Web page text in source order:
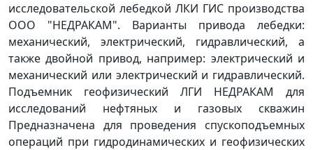
исследовательской лебедкой ЛКИ ГИС производства
ООО "НЕДРАКАМ". Варианты привода лебедки:
механический, электрический, гидравлический, а
также двойной привод, например: электрический и
механический или электрический и гидравлический.
Подъемник геофизический ЛГИ НЕДРАКАМ для
исследований нефтяных и газовых скважин
Предназначена для проведения спускоподъемных
операций при гидродинамических и геофизических